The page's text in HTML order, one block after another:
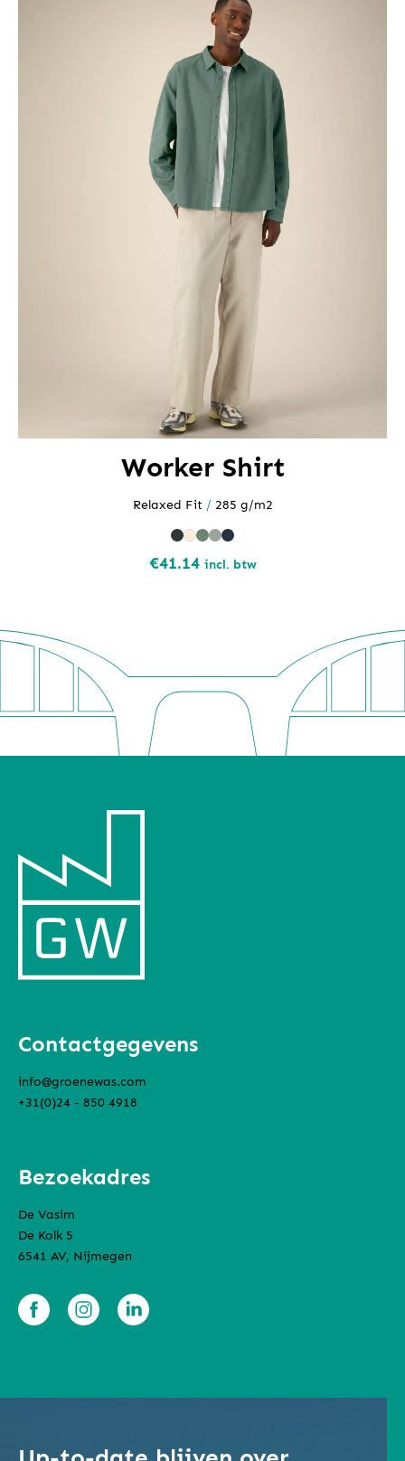
€52.64
Worker Shirt
Relaxed Fit / 285 g/m2
€41.14 incl. btw
Contactgegevens
info@groenewas.com
+31(0)24 - 850 4918
Bezoekadres
De Vasim
De Kolk 5
6541 AV, Nijmegen